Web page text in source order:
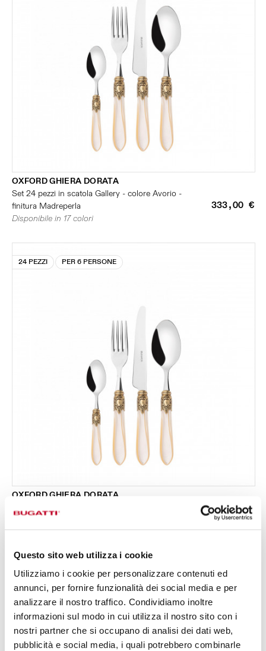
Questo sito web utilizza i cookie
Utilizziamo i cookie per personalizzare contenuti ed
annunci, per fornire funzionalità dei social media e per
analizzare il nostro traffico. Condividiamo inoltre
informazioni sul modo in cui utilizza il nostro sito con i
nostri partner che si occupano di analisi dei dati web,
pubblicità e social media, i quali potrebbero combinarle
OXFORD GHIERA DORATA
Set 24 pezzi in scatola Gallery - colore Avorio -
finitura Madreperla
333,00 €
Disponibile in 17 colori
24 PEZZI PER 6 PERSONE
OXFORD GHIERA DORATA
333,00 €
24 PEZZI PER 6 PERSONE